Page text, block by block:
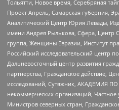
Тольятти, Новое время, Серебряная
Проект Апрель, Самарская губерния,
Аналитический Центр Юрия Левады,
имени Андрея Рылькова, Сфера, Центр
группа, Женщины Евразии, Институт
Российский исследовательский центр
Дальневосточный центр развития
партнерства, Гражданское действие,
исследований, Сутяжник, АКАДЕМИЯ
некоммерческих организаций,
Министров северных стран,